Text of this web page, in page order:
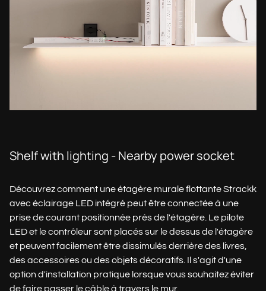
Shelf with lighting - Nearby power socket
Découvrez comment une étagère murale flottante Strackk
avec éclairage LED intégré peut être connectée à une
prise de courant positionnée près de l'étagère. Le pilote
LED et le contrôleur sont placés sur le dessus de l'étagère
et peuvent facilement être dissimulés derrière des livres,
des accessoires ou des objets décoratifs. Il s'agit d'une
option d'installation pratique lorsque vous souhaitez éviter
de faire passer le câble à travers le mur.